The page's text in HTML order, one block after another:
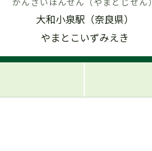
大和小泉駅（奈良県）
やまとこいずみえき